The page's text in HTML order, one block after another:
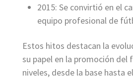
2015: Se convirtió en el
equipo profesional de
Estos hitos destacan la
su papel en la promoción del
niveles, desde la base hasta